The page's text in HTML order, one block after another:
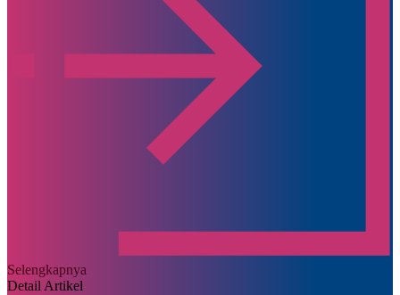
Selengkapnya
Detail Artikel